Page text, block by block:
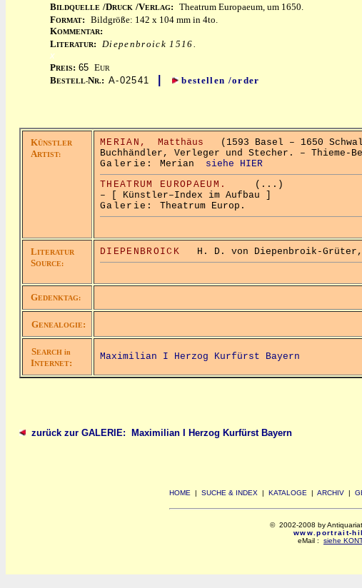
BILDQUELLE /DRUCK /VERLAG: Theatrum Europaeum, um 1650.
FORMAT: Bildgröße: 142 x 104 mm in 4to.
KOMMENTAR:
LITERATUR: Diepenbroick 1516.
x
PREIS: 65 EUR
BESTELL-NR.: A-02541 | bestellen /order
KÜNSTLER
ARTIST:
MERIAN, Matthäus (1593 Basel – 1650
Buchhändler, Verleger und Stecher. – Thieme-
Galerie: Merian siehe HIER
THEATRUM EUROPAEUM.
(...)
– [ Künstler–Index im Aufbau ]
Galerie: Theatrum Europ.
LITERATUR
SOURCE:
DIEPENBROICK H. D. von Diepenbroik-Grüter,
GEDENKTAG:
GENEALOGIE:
SEARCH in
INTERNET:
Maximilian I Herzog Kurfürst Bayern
zurück zur GALERIE: Maximilian I Herzog Kurfürst Bayern
HOME | SUCHE & INDEX | KATALOGE | ARCHIV|
© 2002-2008 by
www.portrait-
eMail : siehe